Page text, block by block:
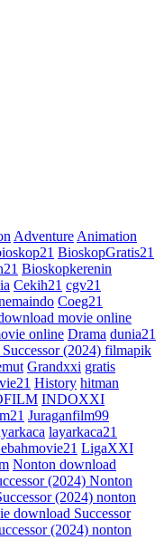
Adventure Animation
BioskopGratis21
Bioskopkerenin
Cekih21 cgv21
Coeg21
movie online
online Drama dunia21
(2024) filmapik
Grandxxi gratis
History hitman
INDOXXI
Juraganfilm99
layarkaca21
LigaXXI
Nonton download
(2024) Nonton
(2024) nonton
download Successor
(2024) nonton